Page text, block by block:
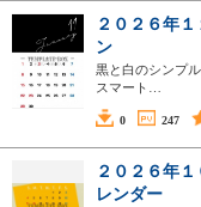
２０２６年
ン
黒と白のシンプ
スマート…
0 247
２０２６年
レンダー